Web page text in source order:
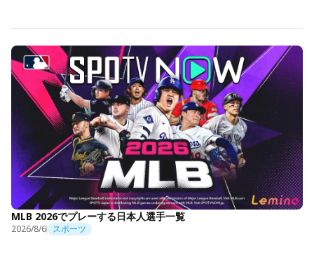
MLB 2026でプレーする日本人選手一覧
2026/8/6 スポーツ